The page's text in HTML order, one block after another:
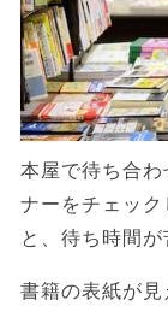
本屋で待ち合
ナーをチェッ
と、待ち時間が
書籍の表紙が